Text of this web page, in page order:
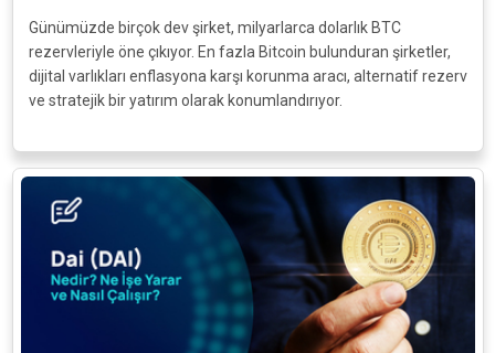
Günümüzde birçok dev şirket, milyarlarca dolarlık BTC
rezervleriyle öne çıkıyor. En fazla Bitcoin bulunduran şirketler,
dijital varlıkları enflasyona karşı korunma aracı, alternatif rezerv
ve stratejik bir yatırım olarak konumlandırıyor.